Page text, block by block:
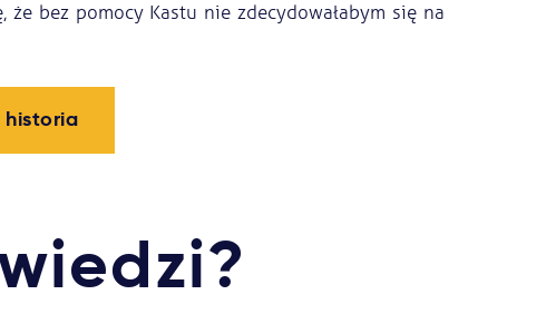
bez pomocy Kastu nie zdecydowałabym się na
historia